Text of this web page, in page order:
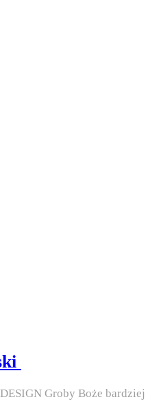
Groby Boże